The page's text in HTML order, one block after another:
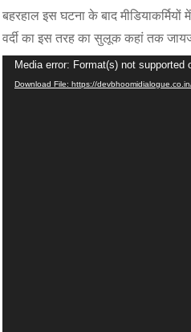
बहरहाल इस घटना के बाद
वर्दी का इस तरह का सुलूक कहां तक
Video
Player
Media error: Format(s) not supported
Download File: https://